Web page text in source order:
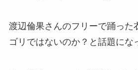
渡辺倫果さんのフリーで踊った
ゴリではないのか？と話題にな